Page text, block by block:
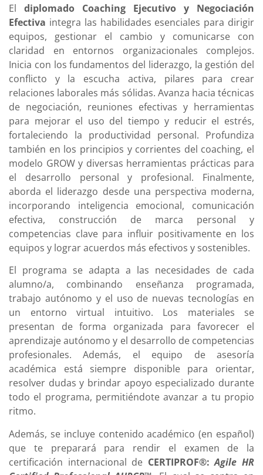
El diplomado Coaching Ejecutivo y Negociación
Efectiva integra las habilidades esenciales para dirigir
equipos, gestionar el cambio y comunicarse con
claridad en entornos organizacionales complejos.
Inicia con los fundamentos del liderazgo, la gestión del
conflicto y la escucha activa, pilares para crear
relaciones laborales más sólidas. Avanza hacia técnicas
de negociación, reuniones efectivas y herramientas
para mejorar el uso del tiempo y reducir el estrés,
fortaleciendo la productividad personal. Profundiza
también en los principios y corrientes del coaching, el
modelo GROW y diversas herramientas prácticas para
el desarrollo personal y profesional. Finalmente,
aborda el liderazgo desde una perspectiva moderna,
incorporando inteligencia emocional, comunicación
efectiva, construcción de marca personal y
competencias clave para influir positivamente en los
equipos y lograr acuerdos más efectivos y sostenibles.
El programa se adapta a las necesidades de cada
alumno/a, combinando enseñanza programada,
trabajo autónomo y el uso de nuevas tecnologías en
un entorno virtual intuitivo. Los materiales se
presentan de forma organizada para favorecer el
aprendizaje autónomo y el desarrollo de competencias
profesionales. Además, el equipo de asesoría
académica está siempre disponible para orientar,
resolver dudas y brindar apoyo especializado durante
todo el programa, permitiéndote avanzar a tu propio
ritmo.
Además, se incluye contenido académico (en español)
que te preparará para rendir el examen de la
certificación internacional de CERTIPROF®:Agile HR